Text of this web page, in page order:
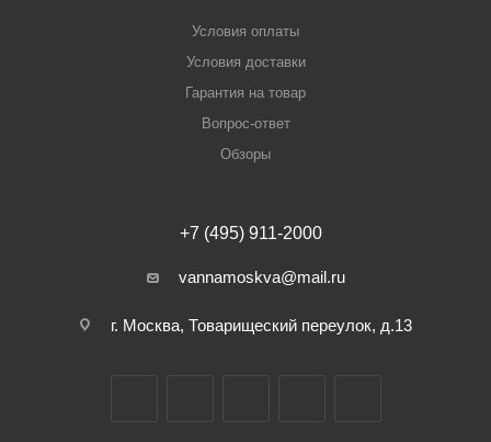
Условия оплаты
Условия доставки
Гарантия на товар
Вопрос-ответ
Обзоры
+7 (495) 911-2000
vannamoskva@mail.ru
г. Москва, Товарищеский переулок, д.13